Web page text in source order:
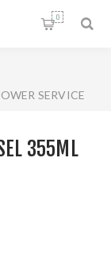
0
SERVICE
355ML